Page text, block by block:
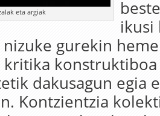
eta argiak
ikusi
gurekin
konstruktiboa
dakusagun egia
Kontzientzia